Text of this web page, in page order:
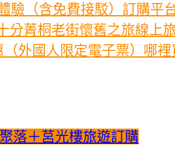
驗（含免費接駁）訂購平
分菁桐老街懷舊之旅線上
外國人限定電子票）哪
落＋莒光樓旅遊訂購